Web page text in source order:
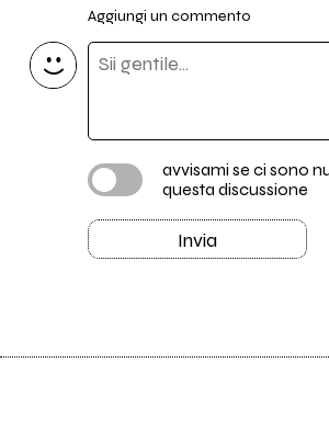
Aggiungi un commento
avvisami se ci sono
questa discussione
Invia